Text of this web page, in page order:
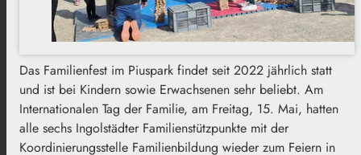
Das Familienfest im Piuspark findet seit 2022 jährlich statt
und ist bei Kindern sowie Erwachsenen sehr beliebt. Am
Internationalen Tag der Familie, am Freitag, 15. Mai, hatten
alle sechs Ingolstädter Familienstützpunkte mit der
Koordinierungsstelle Familienbildung wieder zum Feiern in